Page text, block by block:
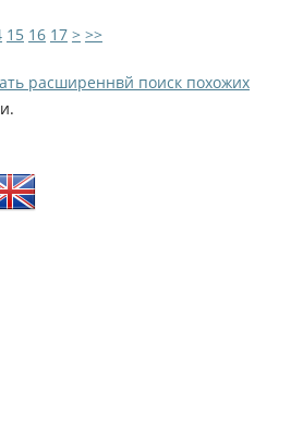
15 16 17 > >>
расширеннвй поиск похожих